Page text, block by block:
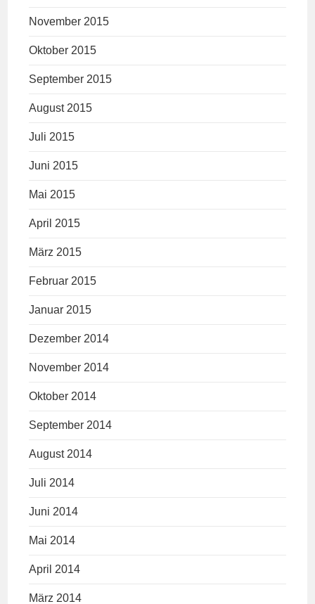
November 2015
Oktober 2015
September 2015
August 2015
Juli 2015
Juni 2015
Mai 2015
April 2015
März 2015
Februar 2015
Januar 2015
Dezember 2014
November 2014
Oktober 2014
September 2014
August 2014
Juli 2014
Juni 2014
Mai 2014
April 2014
März 2014